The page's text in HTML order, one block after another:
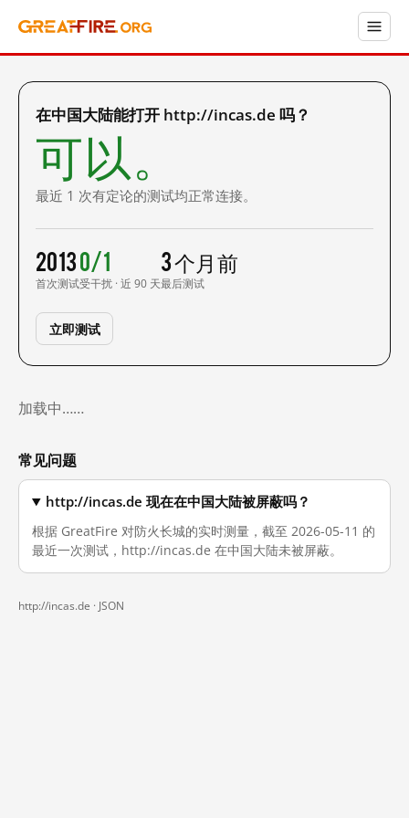
在中国大陆能打开 http://incas.de 吗？
可以。
最近 1 次有定论的测试均正常连接。
2013
首次测试
0/1
受干扰 · 近 90 天
3 个月前
最后测试
立即测试
加载中……
常见问题
http://incas.de 现在在中国大陆被屏蔽吗？
根据 GreatFire 对防火长城的实时测量，截至 2026-05-11 的
最近一次测试，http://incas.de 在中国大陆未被屏蔽。
http://incas.de · JSON